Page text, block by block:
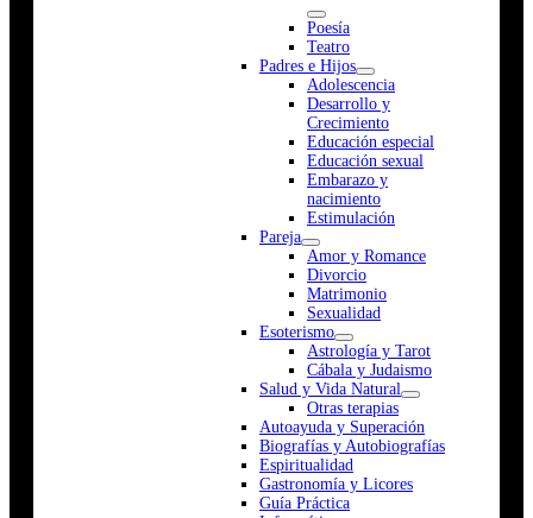
Poesía
Teatro
Padres e Hijos
Adolescencia
Desarrollo y
Crecimiento
Educación especial
Educación sexual
Embarazo y
nacimiento
Estimulación
Pareja
Amor y Romance
Divorcio
Matrimonio
Sexualidad
Esoterismo
Astrología y Tarot
Cábala y Judaismo
Salud y Vida Natural
Otras terapias
Autoayuda y Superación
Biografías y Autobiografías
Espiritualidad
Gastronomía y Licores
Guía Práctica